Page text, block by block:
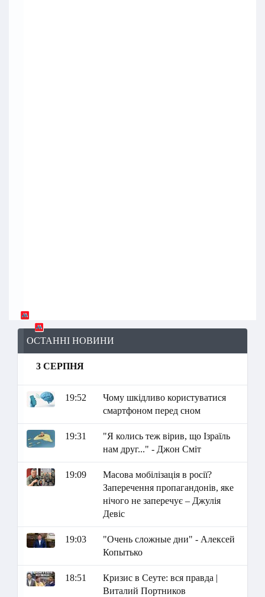
ОСТАННІ НОВИНИ
3 СЕРПНЯ
19:52
Чому шкідливо користуватися
смартфоном перед сном
19:31
"Я колись теж вірив, що Ізраїль
нам друг..." - Джон Сміт
19:09
Масова мобілізація в росії?
Заперечення пропагандонів, яке
нічого не заперечує – Джулія
Девіс
19:03
"Очень сложные дни" - Алексей
Копытько
18:51
Кризис в Сеуте: вся правда |
Виталий Портников